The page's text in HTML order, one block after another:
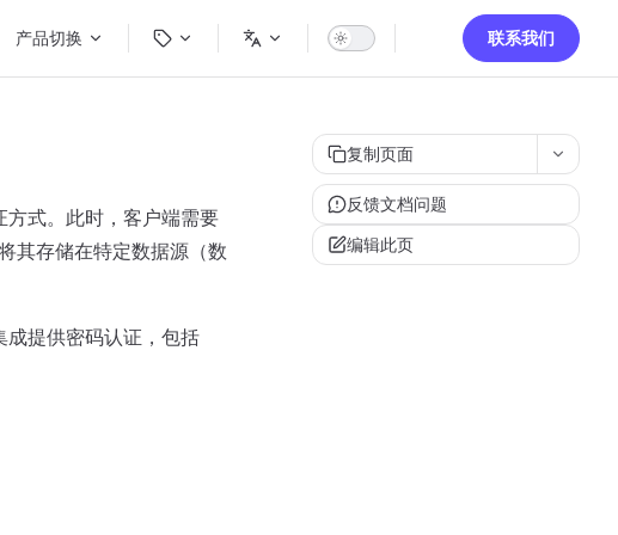
产品切换 联系我们
复制页面
反馈文档问题
编辑此页
方式。此时，客户端需要
其存储在特定数据源（数
成提供密码认证，包括